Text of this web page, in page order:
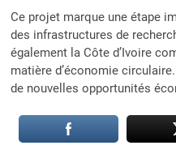
Ce projet marque une étape
des infrastructures de
également la Côte d’Ivoire
matière d’économie
de nouvelles opportunités